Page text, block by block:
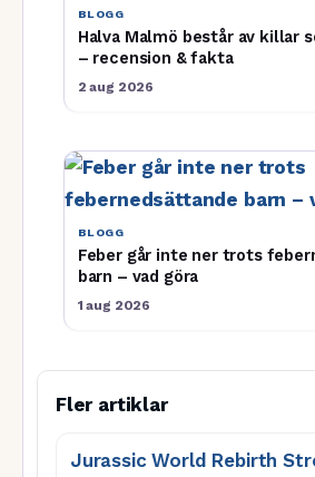
BLOGG
Halva Malmö består av killar
– recension & fakta
2 aug 2026
BLOGG
Feber går inte ner trots
barn – vad göra
1 aug 2026
Fler artiklar
Jurassic World Rebirth